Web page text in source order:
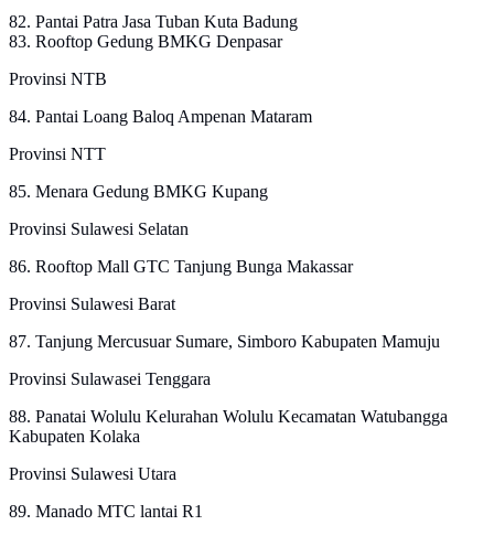
82. Pantai Patra Jasa Tuban Kuta Badung
83. Rooftop Gedung BMKG Denpasar
Provinsi NTB
84. Pantai Loang Baloq Ampenan Mataram
Provinsi NTT
85. Menara Gedung BMKG Kupang
Provinsi Sulawesi Selatan
86. Rooftop Mall GTC Tanjung Bunga Makassar
Provinsi Sulawesi Barat
87. Tanjung Mercusuar Sumare, Simboro Kabupaten Mamuju
Provinsi Sulawasei Tenggara
88. Panatai Wolulu Kelurahan Wolulu Kecamatan Watubangga
Kabupaten Kolaka
Provinsi Sulawesi Utara
89. Manado MTC lantai R1